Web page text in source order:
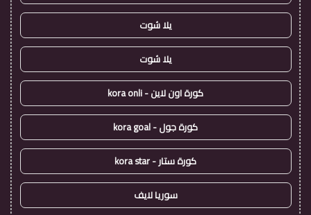
يلا شوت
يلا شوت
كورة اون لاين - kora onli
كورة جول - kora goal
كورة ستار - kora star
سوريا لايف